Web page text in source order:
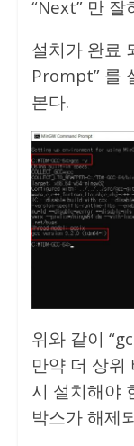
“Next” 만 잘
설치가 완료
Prompt” 를
본다.
위와 같이
만약 더 상위
시 설치해야
박스가 해제